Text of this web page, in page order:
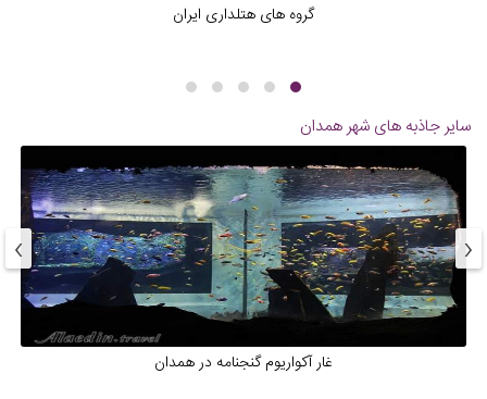
گروه های هتلداری ایران
سایر جاذبه های شهر همدان
غار آکواریوم گنجنامه در همدان
‹
›